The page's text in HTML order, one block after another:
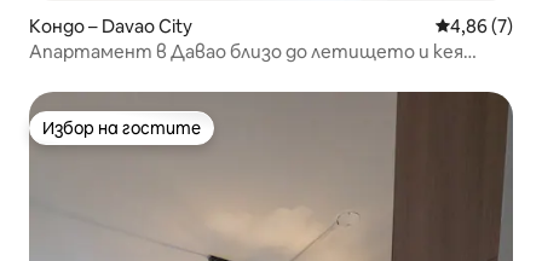
Кондо – Davao City Средна
4,86 (7)
Апартамент в Давао близо до летището и кея
Избор на гостите
Избор на гостите